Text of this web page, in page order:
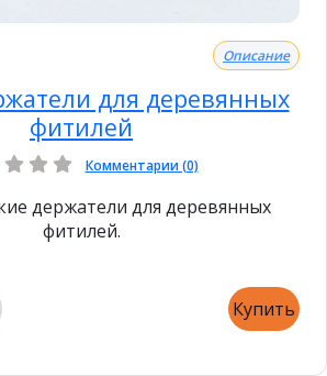
Описание
для деревянных
фитилей
Комментарии (0)
держатели для деревянных
фитилей.
Купить